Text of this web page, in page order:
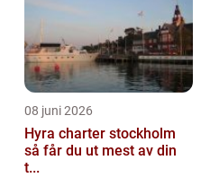
08 juni 2026
Hyra charter stockholm
så får du ut mest av din
t...